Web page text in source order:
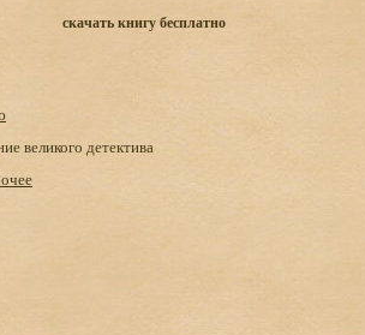
скачать книгу бесплатно
великого детектива